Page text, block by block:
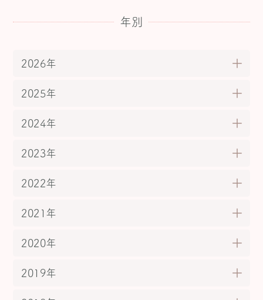
年別
2026年
2025年
2024年
2023年
2022年
2021年
2020年
2019年